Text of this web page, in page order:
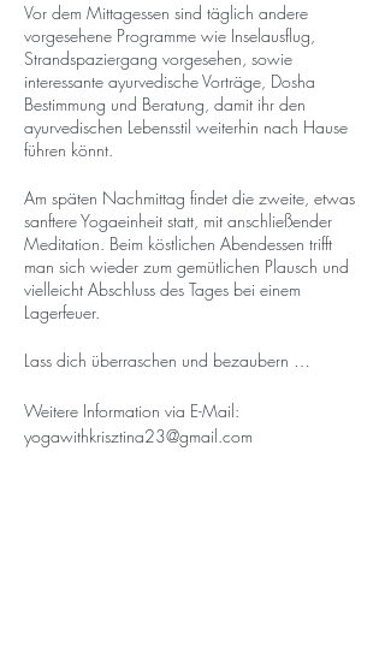
Vor dem Mittagessen sind täglich andere
vorgesehene Programme wie Inselausflug,
Strandspaziergang vorgesehen, sowie
interessante ayurvedische Vorträge, Dosha
Bestimmung und Beratung, damit ihr den
ayurvedischen Lebensstil weiterhin nach Hause
führen könnt.
Am späten Nachmittag findet die zweite, etwas
sanftere Yogaeinheit statt, mit anschließender
Meditation. Beim köstlichen Abendessen trifft
man sich wieder zum gemütlichen Plausch und
vielleicht Abschluss des Tages bei einem
Lagerfeuer.
Lass dich überraschen und bezaubern …
Weitere Information via E-Mail:
yogawithkrisztina23@gmail.com